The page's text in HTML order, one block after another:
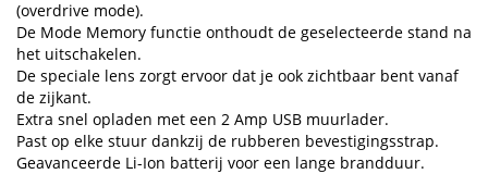
(overdrive mode).
De Mode Memory functie onthoudt de geselecteerde stand na
het uitschakelen.
De speciale lens zorgt ervoor dat je ook zichtbaar bent vanaf
de zijkant.
Extra snel opladen met een 2 Amp USB muurlader.
Past op elke stuur dankzij de rubberen bevestigingsstrap.
Geavanceerde Li-Ion batterij voor een lange brandduur.